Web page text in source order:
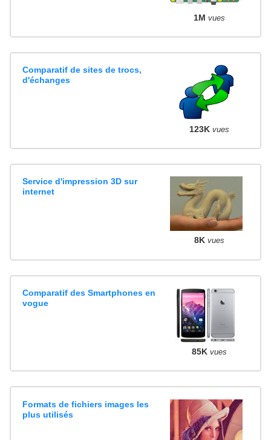
1M vues
Comparatif de sites de trocs,
d'échanges
123K vues
Service d'impression 3D sur
internet
8K vues
Comparatif des Smartphones en
vogue
85K vues
Formats de fichiers images les
plus utilisés